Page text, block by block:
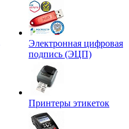
Электронная цифровая
подпись (ЭЦП)
Принтеры этикеток